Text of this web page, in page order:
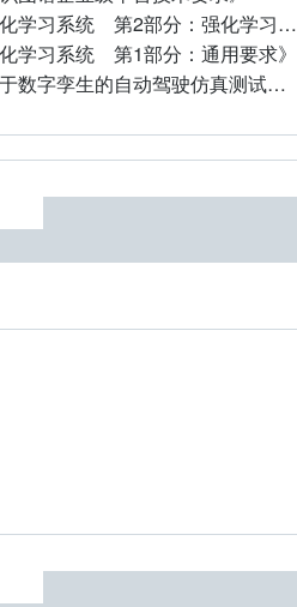
T/CCF 0007—2025《强化学习系统 第2部分：强化学习环境技术要求》
学习系统 第1部分：通用要求》
T/CCF 0005—2024《基于数字孪生的自动驾驶仿真测试系统技术要求》